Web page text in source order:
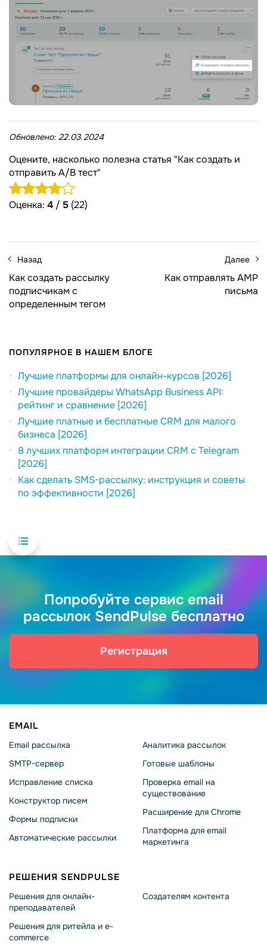
Обновлено: 22.03.2024
Оцените, насколько полезна статья "Как создать и
отправить A/B тест"
Оценка: 4 / 5 (22)
Назад
Как создать рассылку
подписчикам с
определенным тегом
Далее
Как отправлять AMP
письма
ПОПУЛЯРНОЕ В НАШЕМ БЛОГЕ
Лучшие платформы для онлайн-курсов [2026]
Лучшие провайдеры WhatsApp Business API:
рейтинг и сравнение [2026]
Лучшие платные и бесплатные CRM для малого
бизнеса [2026]
8 лучших платформ интеграции CRM с Telegram
[2026]
Как сделать SMS-рассылку: инструкция и советы
по эффективности [2026]
Попробуйте сервис email
рассылок SendPulse бесплатно
Регистрация
EMAIL
Email рассылка
SMTP-сервер
Исправление списка
Конструктор писем
Формы подписки
Автоматические рассылки
Аналитика рассылок
Готовые шаблоны
Проверка email на
существование
Расширение для Chrome
Платформа для email
маркетинга
РЕШЕНИЯ SENDPULSE
Решения для онлайн-
преподавателей
Решения для ритейла и e-
commerce
Создателям контента